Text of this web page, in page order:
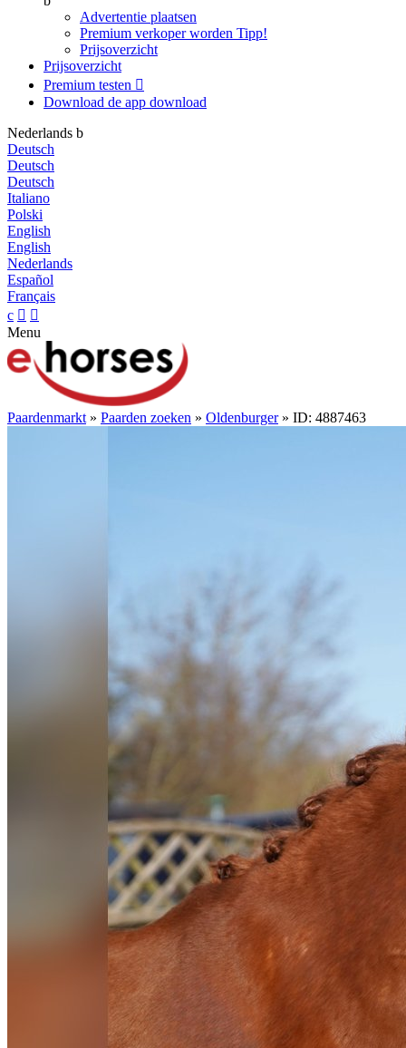
Advertentie plaatsen
Premium verkoper worden Tipp!
Prijsoverzicht
Prijsoverzicht
Premium testen 
Download de app download
Nederlands b
Deutsch
Deutsch
Deutsch
Italiano
Polski
English
English
Nederlands
Español
Français
c  
Menu
Paardenmarkt » Paarden zoeken » Oldenburger» ID: 4887463